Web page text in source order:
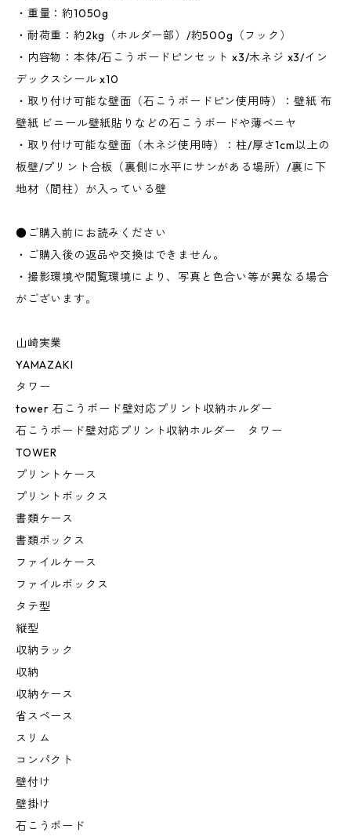
・重量：約1050g
・耐荷重：約2kg（ホルダー部）/約500g（フック）
・内容物：本体/石こうボードピンセット x3/木ネジ x3/イン
デックスシール x10
・取り付け可能な壁面（石こうボードピン使用時）：壁紙 布
壁紙 ビニール壁紙貼りなどの石こうボードや薄ベニヤ
・取り付け可能な壁面（木ネジ使用時）：柱/厚さ1cm以上の
板壁/プリント合板（裏側に水平にサンがある場所）/裏に下
地材（間柱）が入っている壁
●ご購入前にお読みください
・ご購入後の返品や交換はできません。
・撮影環境や閲覧環境により、写真と色合い等が異なる場合
がございます。
山崎実業
YAMAZAKI
タワー
tower 石こうボード壁対応プリント収納ホルダー
石こうボード壁対応プリント収納ホルダー タワー
TOWER
プリントケース
プリントボックス
書類ケース
書類ボックス
ファイルケース
ファイルボックス
タテ型
縦型
収納ラック
収納
収納ケース
省スペース
スリム
コンパクト
壁付け
壁掛け
石こうボード